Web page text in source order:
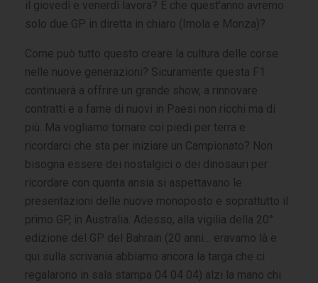
il giovedì e venerdì lavora? E che quest’anno avremo
solo due GP in diretta in chiaro (Imola e Monza)?
Come può tutto questo creare la cultura delle corse
nelle nuove generazioni? Sicuramente questa F1
continuerà a offrire un grande show, a rinnovare
contratti e a farne di nuovi in Paesi non ricchi ma di
più. Ma vogliamo tornare coi piedi per terra e
ricordarci che sta per iniziare un Campionato? Non
bisogna essere dei nostalgici o dei dinosauri per
ricordare con quanta ansia si aspettavano le
presentazioni delle nuove monoposto e soprattutto il
primo GP, in Australia. Adesso, alla vigilia della 20°
edizione del GP del Bahrain (20 anni… eravamo là e
qui sulla scrivania abbiamo ancora la targa che ci
regalarono in sala stampa 04 04 04) alzi la mano chi